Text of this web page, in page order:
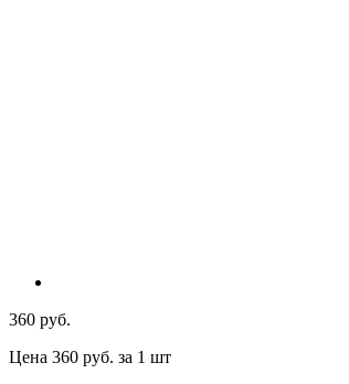
360 руб.
Цена 360 руб. за 1 шт